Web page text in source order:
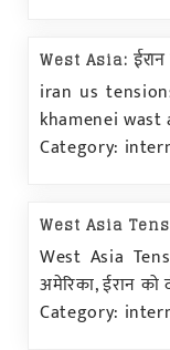
West Asia: ईरान
iran us
khamenei
Category:
West Asia
West Asia
अमेरिका, ईरान
Category: